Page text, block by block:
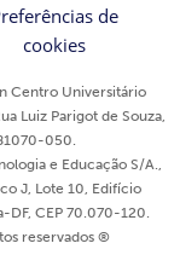
de
cookies
Centro Universitário
Luiz Parigot de Souza,
050.
e Educação S/A.,
J, Lote 10, Edifício
DF, CEP 70.070-120.
reservados ®